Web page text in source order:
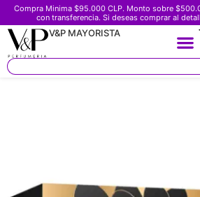
Compra Minima $95.000 CLP. Monto sobre
con transferencia. Si deseas comprar al
V&P MAYORISTA